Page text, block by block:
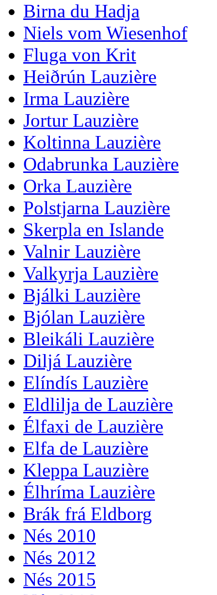
Birna du Hadja
Niels vom Wiesenhof
Fluga von Krit
Heiðrún Lauzière
Irma Lauzière
Jortur Lauzière
Koltinna Lauzière
Odabrunka Lauzière
Orka Lauzière
Polstjarna Lauzière
Skerpla en Islande
Valnir Lauzière
Valkyrja Lauzière
Bjálki Lauzière
Bjólan Lauzière
Bleikáli Lauzière
Diljá Lauzière
Elíndís Lauzière
Eldlilja de Lauzière
Élfaxi de Lauzière
Elfa de Lauzière
Kleppa Lauzière
Élhríma Lauzière
Brák frá Eldborg
Nés 2010
Nés 2012
Nés 2015